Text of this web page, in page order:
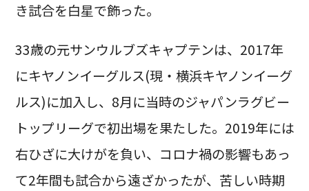
き試合を白星で飾った。
33歳の元サンウルブズキャプテンは、2017年
にキヤノンイーグルス(現・横浜キヤノンイーグ
ルス)に加入し、8月に当時のジャパンラグビー
トップリーグで初出場を果たした。2019年には
右ひざに大けがを負い、コロナ禍の影響もあっ
て2年間も試合から遠ざかったが、苦しい時期